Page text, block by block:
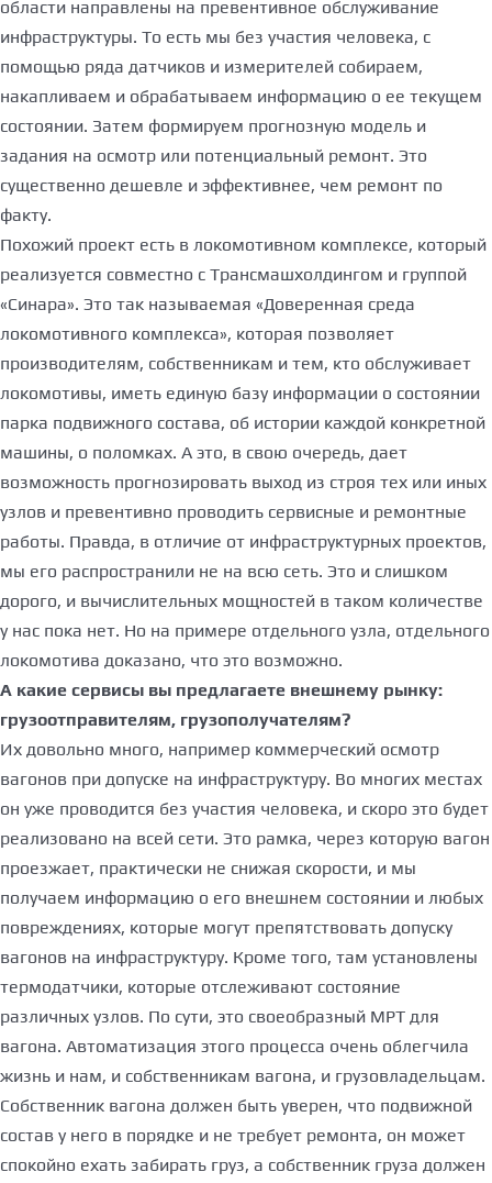
области направлены на превентивное обслуживание
инфраструктуры. То есть мы без участия человека, с
помощью ряда датчиков и измерителей собираем,
накапливаем и обрабатываем информацию о ее текущем
состоянии. Затем формируем прогнозную модель и
задания на осмотр или потенциальный ремонт. Это
существенно дешевле и эффективнее, чем ремонт по
факту.
Похожий проект есть в локомотивном комплексе, который
реализуется совместно с Трансмашхолдингом и группой
«Синара». Это так называемая «Доверенная среда
локомотивного комплекса», которая позволяет
производителям, собственникам и тем, кто обслуживает
локомотивы, иметь единую базу информации о состоянии
парка подвижного состава, об истории каждой конкретной
машины, о поломках. А это, в свою очередь, дает
возможность прогнозировать выход из строя тех или иных
узлов и превентивно проводить сервисные и ремонтные
работы. Правда, в отличие от инфраструктурных проектов,
мы его распространили не на всю сеть. Это и слишком
дорого, и вычислительных мощностей в таком количестве
у нас пока нет. Но на примере отдельного узла, отдельного
локомотива доказано, что это возможно.
А какие сервисы вы предлагаете внешнему рынку:
грузоотправителям, грузополучателям?
Их довольно много, например коммерческий осмотр
вагонов при допуске на инфраструктуру. Во многих местах
он уже проводится без участия человека, и скоро это будет
реализовано на всей сети. Это рамка, через которую вагон
проезжает, практически не снижая скорости, и мы
получаем информацию о его внешнем состоянии и любых
повреждениях, которые могут препятствовать допуску
вагонов на инфраструктуру. Кроме того, там установлены
термодатчики, которые отслеживают состояние
различных узлов. По сути, это своеобразный МРТ для
вагона. Автоматизация этого процесса очень облегчила
жизнь и нам, и собственникам вагона, и грузовладельцам.
Собственник вагона должен быть уверен, что подвижной
состав у него в порядке и не требует ремонта, он может
спокойно ехать забирать груз, а собственник груза должен